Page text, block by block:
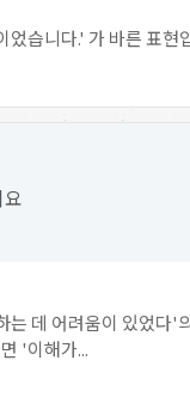
었습니다.' 가 바른 표
는 데 어려움이 있었다'
'이해가...